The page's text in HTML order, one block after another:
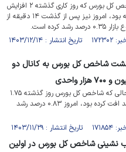
شاخص کل بورس که روز کاری گذشته ۲ افزایش
یافته بود، امروز نیز پس از گذشت ۱۴ دقیقه از
رشد کرده است.
: ۱۴۰۳/۱۲/۱۴
شاخص کل بورس به کانال دو
هزار واحدی
در حالی که شاخص کل بورس روز گذشته ۱.۷۵
درصد افت کرده بود، امروز ۰.۸۳ درصد رشد
: ۱۴۰۳/۱۱/۲۹
نشینی شاخص کل بورس در اولین